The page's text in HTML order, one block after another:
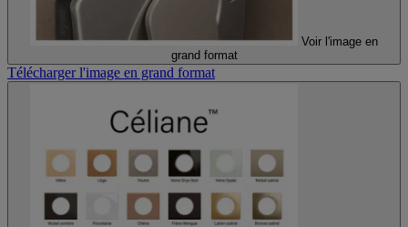
Voir l'image en
grand format
Télécharger l'image en grand format